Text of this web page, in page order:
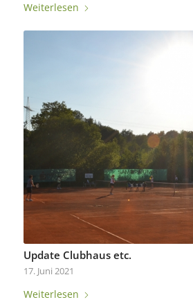
Weiterlesen
Update Clubhaus etc.
17. Juni 2021
Weiterlesen